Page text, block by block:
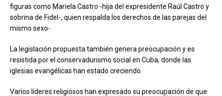
figuras como Mariela Castro -hija del expresidente Raúl Castro y
sobrina de Fidel-, quien respalda los derechos de las parejas del
mismo sexo-
La legislación propuesta también genera preocupación y es
resistida por el conservadurismo social en Cuba, donde las
iglesias evangélicas han estado creciendo.
Varios líderes religiosos han expresado su preocupación de que